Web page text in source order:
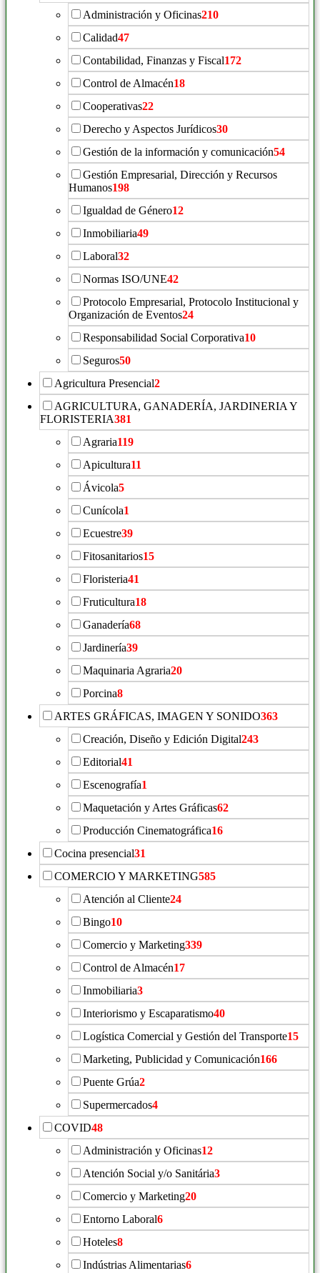
Administración y Oficinas210
Calidad47
Contabilidad, Finanzas y Fiscal172
Control de Almacén18
Cooperativas22
Derecho y Aspectos Jurídicos30
Gestión de la información y comunicación54
Gestión Empresarial, Dirección y Recursos
Humanos198
Igualdad de Género12
Inmobiliaria49
Laboral32
Normas ISO/UNE42
Protocolo Empresarial, Protocolo Institucional y
Organización de Eventos24
Responsabilidad Social Corporativa10
Seguros50
Agricultura Presencial2
AGRICULTURA, GANADERÍA, JARDINERIA Y
FLORISTERIA381
Agraria119
Apicultura11
Ávicola5
Cunícola1
Ecuestre39
Fitosanitarios15
Floristeria41
Fruticultura18
Ganadería68
Jardinería39
Maquinaria Agraria20
Porcina8
ARTES GRÁFICAS, IMAGEN Y SONIDO363
Creación, Diseño y Edición Digital243
Editorial41
Escenografía1
Maquetación y Artes Gráficas62
Producción Cinematográfica16
Cocina presencial31
COMERCIO Y MARKETING585
Atención al Cliente24
Bingo10
Comercio y Marketing339
Control de Almacén17
Inmobiliaria3
Interiorismo y Escaparatismo40
Logística Comercial y Gestión del Transporte15
Marketing, Publicidad y Comunicación166
Puente Grúa2
Supermercados4
COVID48
Administración y Oficinas12
Atención Social y/o Sanitária3
Comercio y Marketing20
Entorno Laboral6
Hoteles8
Indústrias Alimentarias6